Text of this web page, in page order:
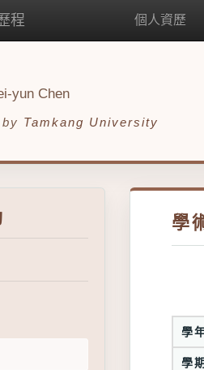
程 個人資歷
yun Chen
Tamkang University
學
學
學期